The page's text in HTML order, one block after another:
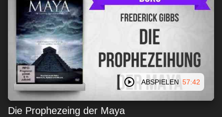
ABSPIELEN 57:42
Die Prophezeing der Maya